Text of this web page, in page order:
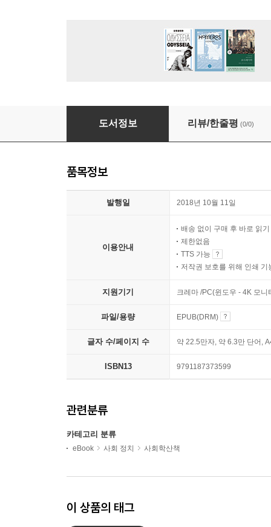
그런 남자는 없다
도서정보 리뷰/한줄평 (0/0)
품목정보
발행일 2018년 10월 11일
이용안내
배송 없이 구매 후 바로 읽기
제한없음
TTS 가능
저작권 보호를 위해 인쇄 기
지원기기 크레마 /PC(윈도우 - 4K 모
파일/용량 EPUB(DRM)
글자 수/페이지 수 약 22.5만자, 약 6.3만 단어,
ISBN13 9791187373599
관련분류
카테고리 분류
eBook 사회 정치 사회학산책
이 상품의 태그